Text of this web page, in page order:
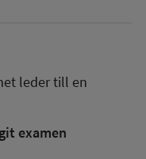
leder till en
examen